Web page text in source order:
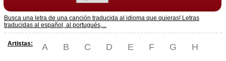
Busca una letra de una canción traducida al idioma que quieras! Letras
traducidas al español, al portugués,...
Artistas: A B C D E F G
H